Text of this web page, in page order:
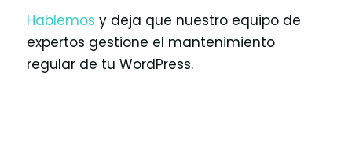
Hablemos y deja que nuestro equipo de
expertos gestione el mantenimiento
regular de tu WordPress.